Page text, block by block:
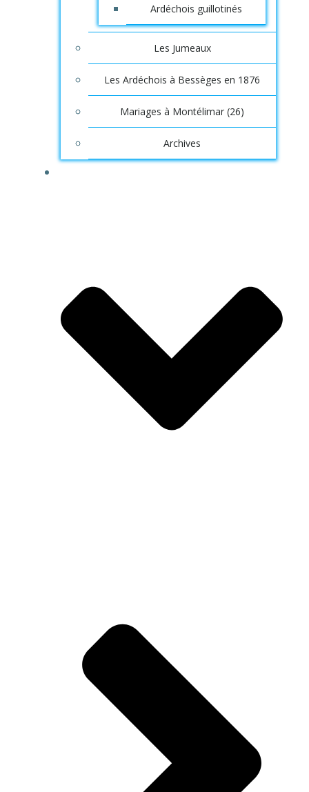
Ardéchois guillotinés
Les Jumeaux
Les Ardéchois à Bessèges en 1876
Mariages à Montélimar (26)
Archives